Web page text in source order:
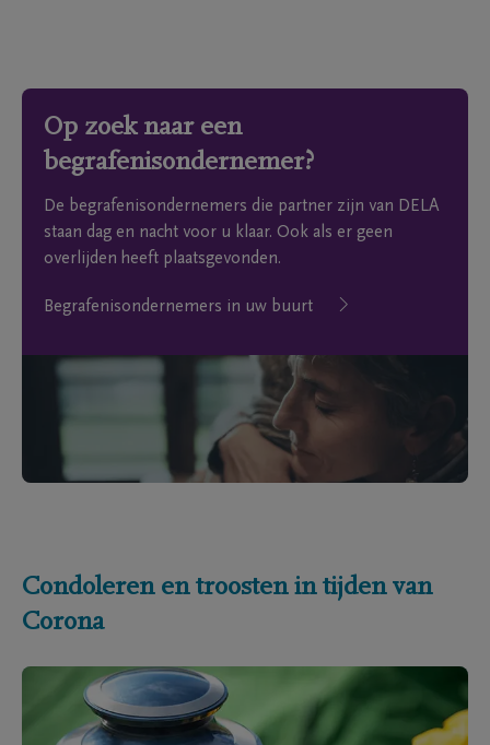
Op zoek naar een
begrafenisondernemer?
De begrafenisondernemers die partner zijn van DELA
staan dag en nacht voor u klaar. Ook als er geen
overlijden heeft plaatsgevonden.
Begrafenisondernemers in uw buurt
Condoleren en troosten in tijden van
Corona